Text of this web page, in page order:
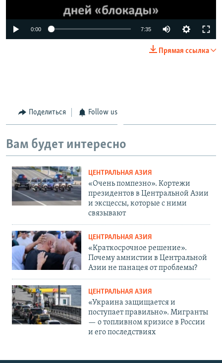
0:00 7:35
Прямая ссылка
Поделиться Follow us
Вам будет интересно
ЦЕНТРАЛЬНАЯ АЗИЯ
«Очень помпезно». Кортежи
президентов в Центральной Азии
и эксцессы, которые с ними
связывают
ЦЕНТРАЛЬНАЯ АЗИЯ
«Краткосрочное решение».
Почему амнистии в Центральной
Азии не панацея от проблемы?
ЦЕНТРАЛЬНАЯ АЗИЯ
«Украина защищается и
поступает правильно». Мигранты
— о топливном кризисе в России
и его последствиях